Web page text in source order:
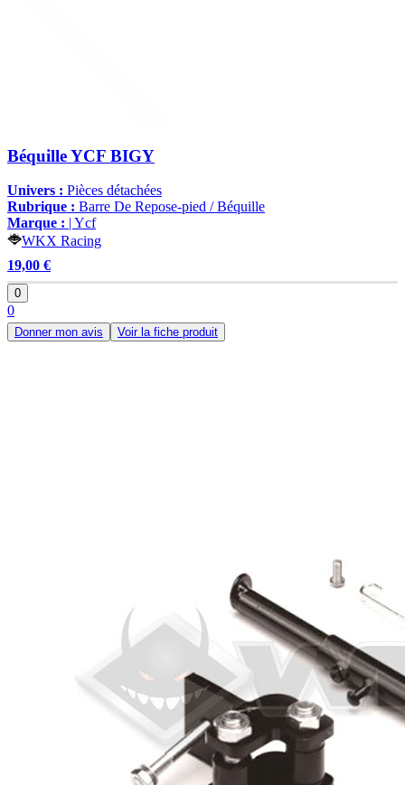
Béquille YCF BIGY
Univers : Pièces détachées
Rubrique : Barre De Repose-pied / Béquille
Marque : | Ycf
WKX Racing
19,00 €
0
0
Donner mon avis Voir la fiche produit